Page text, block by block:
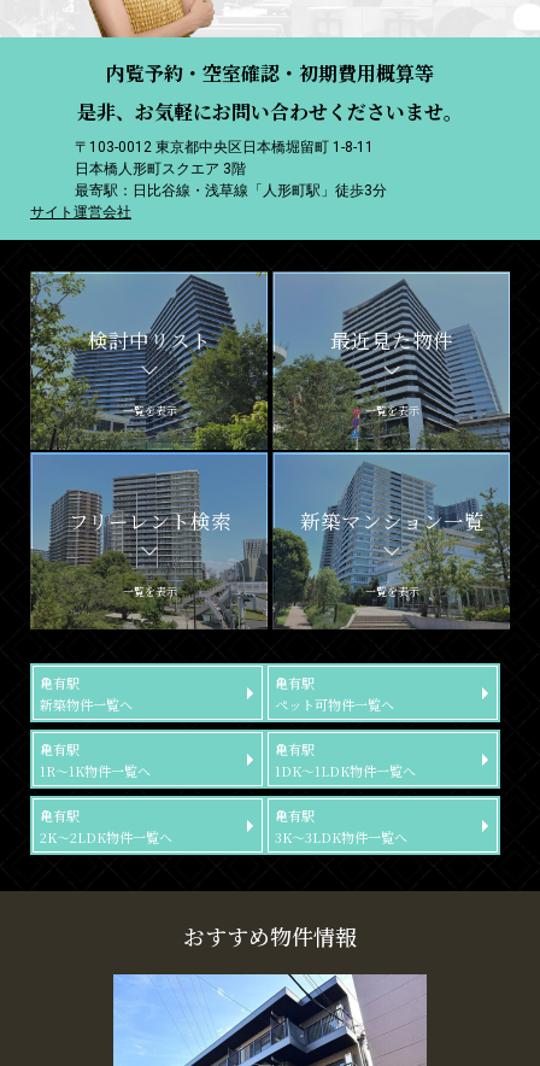
内覧予約・空室確認・初期費用概算等
是非、お気軽にお問い合わせくださいませ。
〒103-0012 東京都中央区日本橋堀留町 1-8-11
日本橋人形町スクエア 3階
最寄駅：日比谷線・浅草線「人形町駅」徒歩3分
サイト運営会社
検討中リスト
一覧を表示
最近見た物件
一覧を表示
フリーレント検索
一覧を表示
新築マンション一覧
一覧を表示
亀有駅
新築物件一覧へ
亀有駅
ペット可物件一覧へ
亀有駅
1R～1K物件一覧へ
亀有駅
1DK～1LDK物件一覧へ
亀有駅
2K～2LDK物件一覧へ
亀有駅
3K～3LDK物件一覧へ
おすすめ物件情報